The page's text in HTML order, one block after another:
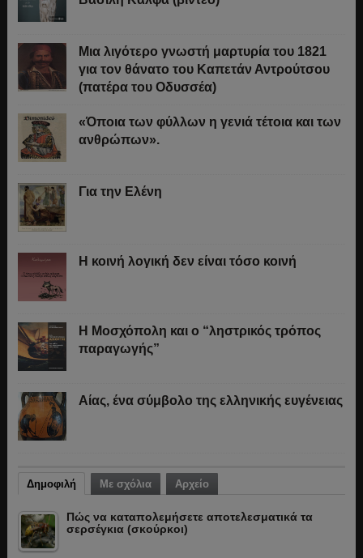
Μια λιγότερο γνωστή μαρτυρία του 1821
για τον θάνατο του Καπετάν Αντρούτσου
(πατέρα του Οδυσσέα)
«Όποια των φύλλων η γενιά τέτοια και των
ανθρώπων».
Για την Ελένη
Η κοινή λογική δεν είναι τόσο κοινή
Η Μοσχόπολη και ο “ληστρικός τρόπος
παραγωγής”
Αίας, ένα σύμβολο της ελληνικής ευγένειας
Δημοφιλή Με σχόλια Αρχείο
Πώς να καταπολεμήσετε αποτελεσματικά τα
σερσέγκια (σκούρκοι)